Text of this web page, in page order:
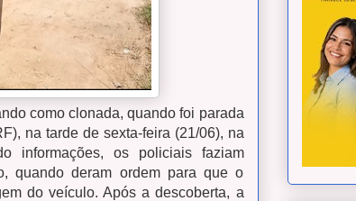
como clonada, quando foi parada
na tarde de sexta-feira (21/06), na
informações, os policiais faziam
quando deram ordem para que o
do veículo. Após a descoberta, a